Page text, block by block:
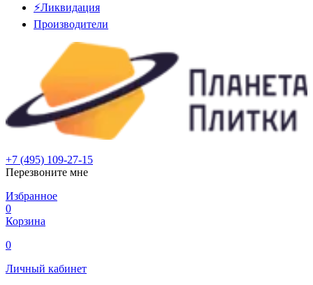
⚡Ликвидация
Производители
+7 (495) 109-27-15
Перезвоните мне
Избранное
0
Корзина
0
Личный кабинет